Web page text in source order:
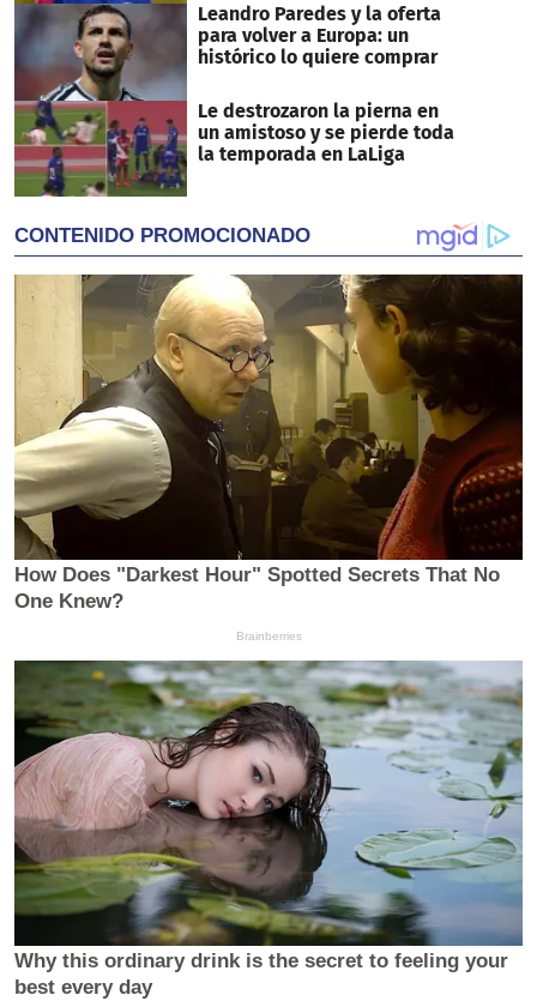
Leandro Paredes y la oferta
para volver a Europa: un
histórico lo quiere comprar
Le destrozaron la pierna en
un amistoso y se pierde toda
la temporada en LaLiga